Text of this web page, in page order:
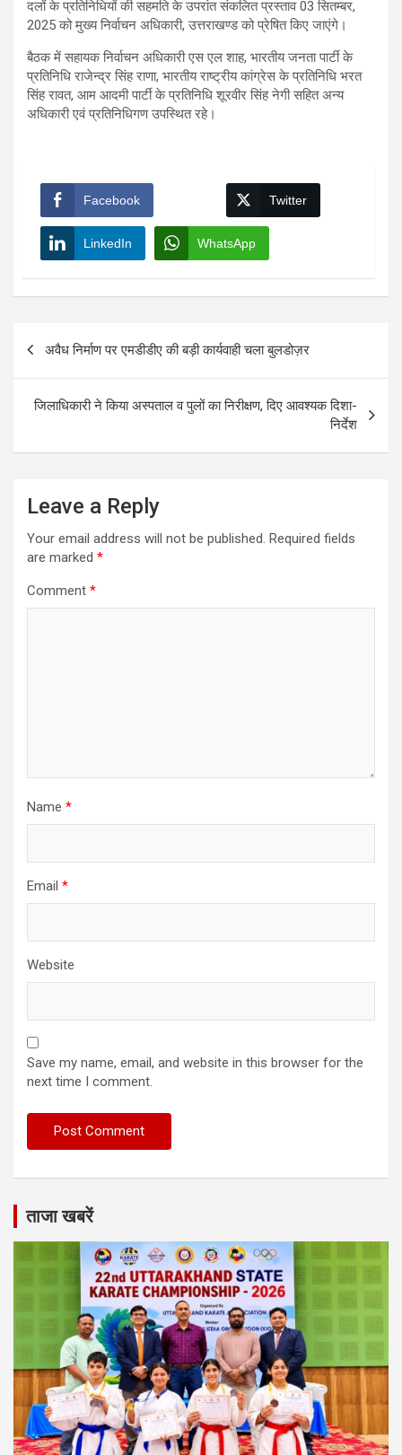
दलों के प्रतिनिधियों की सहमति के उपरांत संकलित प्रस्ताव 03 सितम्बर,
2025 को मुख्य निर्वाचन अधिकारी, उत्तराखण्ड को प्रेषित किए जाएंगे।
बैठक में सहायक निर्वाचन अधिकारी एस एल शाह, भारतीय जनता पार्टी के
प्रतिनिधि राजेन्द्र सिंह राणा, भारतीय राष्ट्रीय कांग्रेस के प्रतिनिधि भरत
सिंह रावत, आम आदमी पार्टी के प्रतिनिधि शूरवीर सिंह नेगी सहित अन्य
अधिकारी एवं प्रतिनिधिगण उपस्थित रहे।
Facebook Twitter
LinkedIn WhatsApp
Post
अवैध निर्माण पर एमडीडीए की बड़ी कार्यवाही चला बुलडोज़र
जिलाधिकारी ने किया अस्पताल व पुलों का निरीक्षण, दिए आवश्यक दिशा-
निर्देश
Leave a Reply
Your email address will not be published. Required fields
are marked *
Comment *
Name *
Email *
Website
Save my name, email, and website in this browser for the
next time I comment.
ताजा खबरें